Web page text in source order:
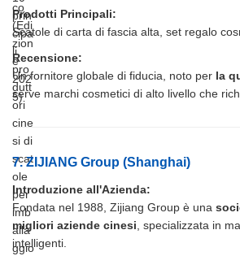
Prodotti Principali:
Scatole di carta di fascia alta, set regalo
Recensione:
Un fornitore globale di fiducia, noto per la
serve marchi cosmetici di alto livello che
7. ZIJIANG Group (Shanghai)
Introduzione all'Azienda:
Fondata nel 1988, Zijiang Group è una
migliori aziende cinesi, specializzata in
intelligenti.